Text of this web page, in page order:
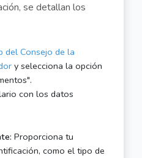
se detallan los
del Consejo de la
y selecciona la opción
con los datos
Proporciona tu
como el tipo de